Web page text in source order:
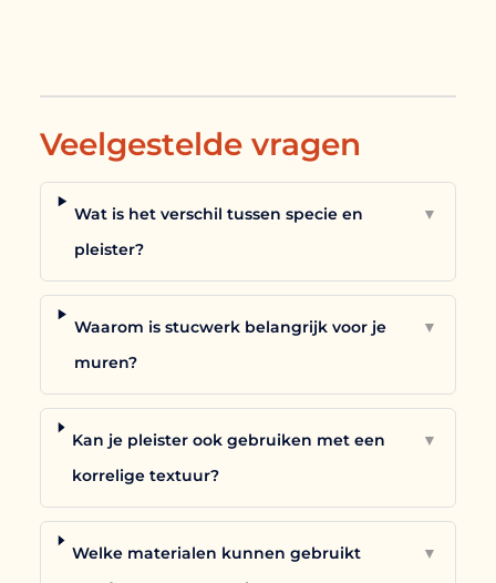
Veelgestelde vragen
Wat is het verschil tussen specie en
pleister?
▼
Waarom is stucwerk belangrijk voor je
muren?
▼
Kan je pleister ook gebruiken met een
korrelige textuur?
▼
Welke materialen kunnen gebruikt
▼